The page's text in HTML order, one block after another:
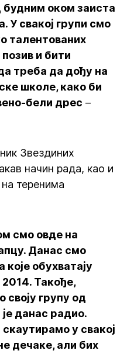
оком заиста
У свакој групи смо
талентованих
и бити
треба да дођу на
школе, како би
бели дрес –
Звездиних
начин рада, као и
на теренима
смо овде на
Данас смо
обухватају
Такође,
своју групу од
данас радио.
у свакој
дечаке, али бих